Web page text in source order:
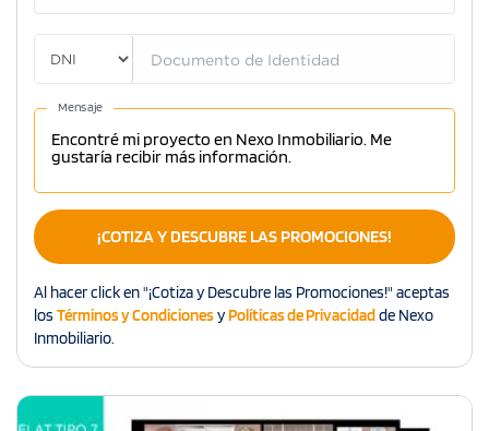
Documento de Identidad
Mensaje
¡COTIZA Y DESCUBRE LAS PROMOCIONES!
Al hacer click en "¡Cotiza y Descubre las Promociones!" aceptas
los Términos y CondicionesyPolíticas de Privacidadde Nexo
Inmobiliario.